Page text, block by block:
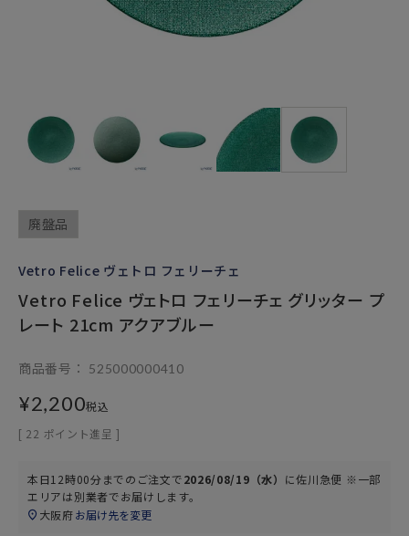
廃盤品
Vetro Felice ヴェトロ フェリーチェ
Vetro Felice ヴェトロ フェリーチェ グリッター プ
レート 21cm アクアブルー
商品番号 525000000410
¥2,200税込
[ 22 ポイント進呈 ]
本日12時00分までのご注文で2026/08/19（水） に佐川急便 ※一部
エリアは別業者でお届けします。
大阪府お届け先を変更